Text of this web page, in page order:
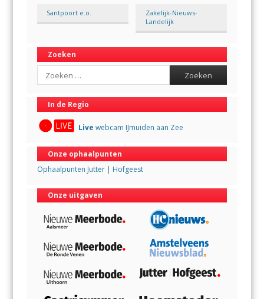
Santpoort e.o.
Zakelijk-Nieuws-
Landelijk
Zoeken
Search
In de Regio
Live webcam IJmuiden aan Zee
Onze ophaalpunten
Ophaalpunten Jutter | Hofgeest
Onze uitgaven